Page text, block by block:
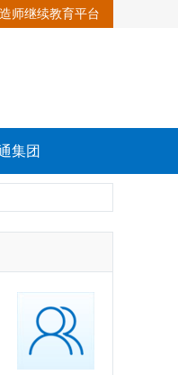
师继续教育平台
集团